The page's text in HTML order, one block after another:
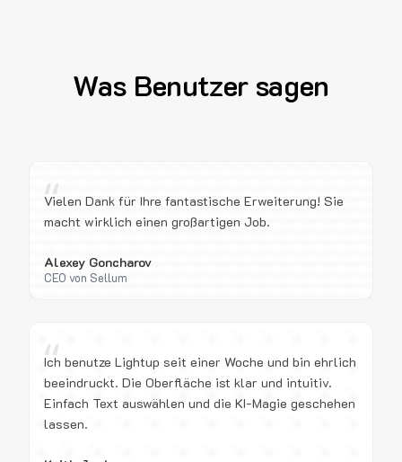
Was Benutzer sagen
“
Vielen Dank für Ihre fantastische Erweiterung! Sie
macht wirklich einen großartigen Job.
Alexey Goncharov
CEO von Sellum
“
Ich benutze Lightup seit einer Woche und bin ehrlich
beeindruckt. Die Oberfläche ist klar und intuitiv.
Einfach Text auswählen und die KI-Magie geschehen
lassen.